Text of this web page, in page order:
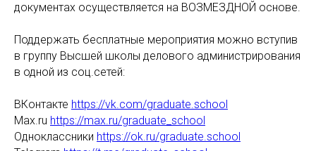
документах осуществляется на ВОЗМЕЗДНОЙ основе.
Поддержать бесплатные мероприятия можно вступив
в группу Высшей школы делового администрирования
в одной из соц.сетей:
ВКонтакте https://vk.com/graduate.school
Max.ru https://max.ru/graduate_school
Одноклассники https://ok.ru/graduate.school